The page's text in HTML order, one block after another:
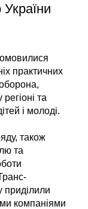
практичних
та
і молоді.
також
та
приділили
компаніями